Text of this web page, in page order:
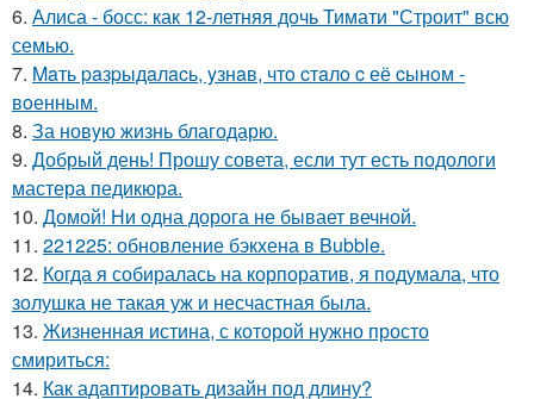
6. Алиса - босс: как 12-летняя дочь Тимати "Строит" всю
семью.
7. Maть paзpыдaлacь, yзнaв, чтo cтaлo c её cынoм -
вoенным.
8. За новyю жизнь благодарю.
9. Добрый день! Прошу совета, если тут есть подологи
мастера педикюра.
10. Домой! Ни одна дорога не бывает вечной.
11. 221225: обновление бэкхена в Bubble.
12. Когда я собиралась на корпоратив, я подумала, что
золушка не такая уж и несчастная была.
13. Жизненная истина, с которой нужно просто
смириться:
14. Как адаптировать дизайн под длину?